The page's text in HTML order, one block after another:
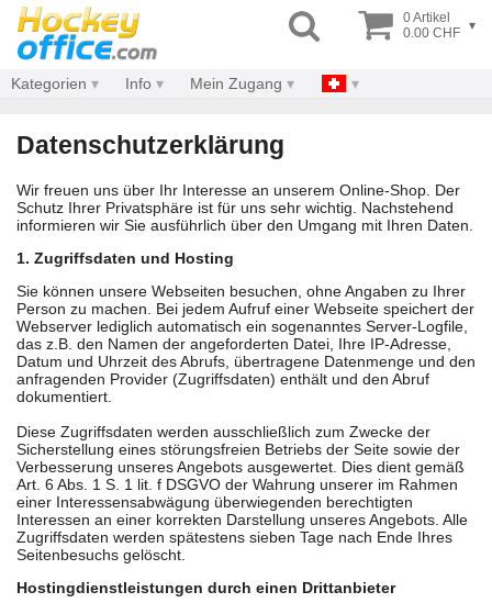
0 Artikel
0.00 CHF ▾
Kategorien Info Mein Zugang
Datenschutzerklärung
Wir freuen uns über Ihr Interesse an unserem Online-Shop. Der
Schutz Ihrer Privatsphäre ist für uns sehr wichtig. Nachstehend
informieren wir Sie ausführlich über den Umgang mit Ihren Daten.
1. Zugriffsdaten und Hosting
Sie können unsere Webseiten besuchen, ohne Angaben zu Ihrer
Person zu machen. Bei jedem Aufruf einer Webseite speichert der
Webserver lediglich automatisch ein sogenanntes Server-Logfile,
das z.B. den Namen der angeforderten Datei, Ihre IP-Adresse,
Datum und Uhrzeit des Abrufs, übertragene Datenmenge und den
anfragenden Provider (Zugriffsdaten) enthält und den Abruf
dokumentiert.
Diese Zugriffsdaten werden ausschließlich zum Zwecke der
Sicherstellung eines störungsfreien Betriebs der Seite sowie der
Verbesserung unseres Angebots ausgewertet. Dies dient gemäß
Art. 6 Abs. 1 S. 1 lit. f DSGVO der Wahrung unserer im Rahmen
einer Interessensabwägung überwiegenden berechtigten
Interessen an einer korrekten Darstellung unseres Angebots. Alle
Zugriffsdaten werden spätestens sieben Tage nach Ende Ihres
Seitenbesuchs gelöscht.
Hostingdienstleistungen durch einen Drittanbieter